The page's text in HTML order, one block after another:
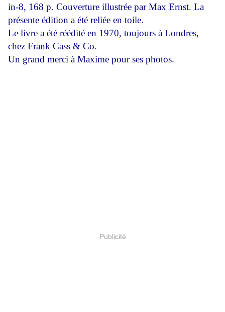
in-8, 168 p. Couverture illustrée par Max Ernst. La
présente édition a été reliée en toile.
Le livre a été réédité en 1970, toujours à Londres,
chez Frank Cass & Co.
Un grand merci à Maxime pour ses photos.
Publicité